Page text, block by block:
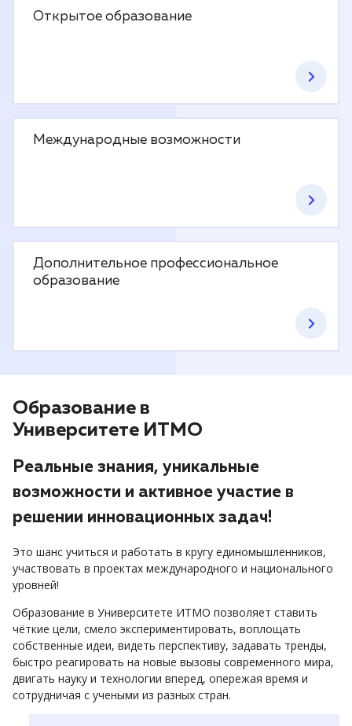
Открытое образование
Международные возможности
Дополнительное профессиональное
образование
Образование в
Университете ИТМО
Реальные знания, уникальные
возможности и активное участие в
решении инновационных задач!
Это шанс учиться и работать в кругу единомышленников,
участвовать в проектах международного и национального
уровней!
Образование в Университете ИТМО позволяет ставить
чёткие цели, смело экспериментировать, воплощать
собственные идеи, видеть перспективу, задавать тренды,
быстро реагировать на новые вызовы современного мира,
двигать науку и технологии вперед, опережая время и
сотрудничая с учеными из разных стран.